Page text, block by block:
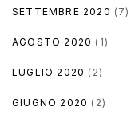
SETTEMBRE 2020 (7)
AGOSTO 2020 (1)
LUGLIO 2020 (2)
GIUGNO 2020 (2)